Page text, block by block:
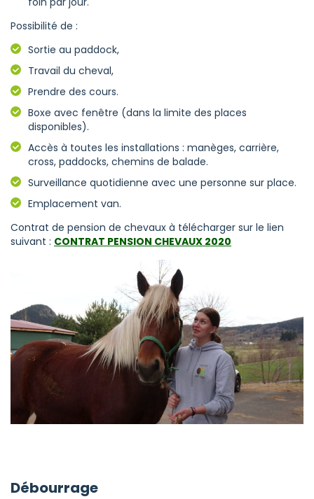
Possibilité de :
Sortie au paddock,
Travail du cheval,
Prendre des cours.
Boxe avec fenêtre (dans la limite des places
disponibles).
Accès à toutes les installations : manèges, carrière,
cross, paddocks, chemins de balade.
Surveillance quotidienne avec une personne sur place.
Emplacement van.
Contrat de pension de chevaux à télécharger sur le lien
suivant : CONTRAT PENSION CHEVAUX 2020
Débourrage